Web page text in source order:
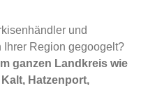
und
Region gegoogelt?
ganzen Landkreis wie
Hatzenport,